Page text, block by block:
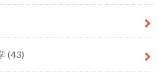
(43)